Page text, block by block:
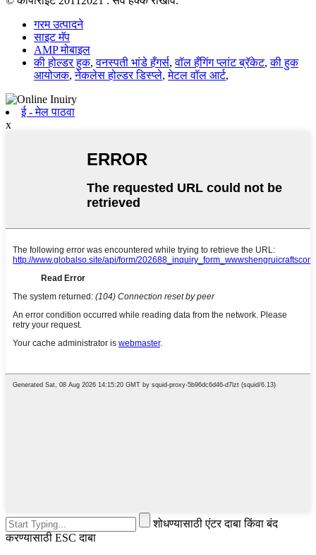
गरम उत्पादने
साइट मॅप
AMP मोबाइल
की होल्डर हुक,वनस्पती भांडे हँगर्स,वॉल हँगिंग प्लांट ब्रॅकेट,की हुक
आयोजक,नेकलेस होल्डर डिस्प्ले,मेटल वॉल आर्ट,
ई - मेल पाठवा
x
शोधण्यासाठी एंटर दाबा किंवा बंद
करण्यासाठी ESC दाबा